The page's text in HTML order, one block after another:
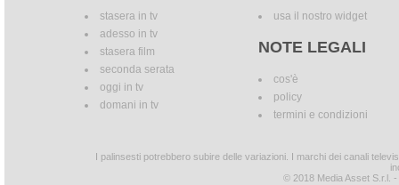
stasera in tv
adesso in tv
stasera film
seconda serata
oggi in tv
domani in tv
usa il nostro widget
NOTE LEGALI
cos'è
policy
termini e condizioni
I palinsesti potrebbero subire delle variazioni. I marchi dei canali
© 2018 Media Asset S.r.l.